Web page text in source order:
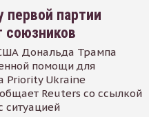
партии
союзников
Дональда Трампа
помощи для
Priority Ukraine
Reuters со ссылкой
ситуацией